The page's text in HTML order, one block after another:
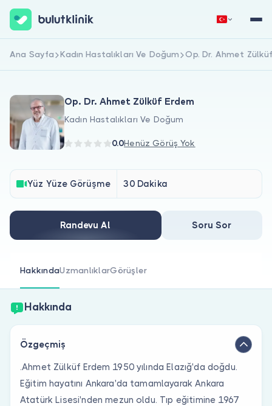
Hakkımızda
Hastalar için
Doktorlar için
Doktor musunuz?
Hemen Kaydol Giriş Yap
Ana Sayfa Kadın Hastalıkları Ve Doğum Op. Dr. Ahmet
Op. Dr. Ahmet Zülküf Erdem
Kadın Hastalıkları Ve Doğum
0.0Henüz Görüş Yok
Yüz Yüze Görüşme 30 Dakika
Randevu Al Soru Sor
HakkındaUzmanlıklarGörüşler
Hakkında
Özgeçmiş
.Ahmet Zülküf Erdem 1950 yılında Elazığ'da doğdu.
Eğitim hayatını Ankara'da tamamlayarak Ankara
Atatürk Lisesi'nden mezun oldu. Tıp eğitimine 1967